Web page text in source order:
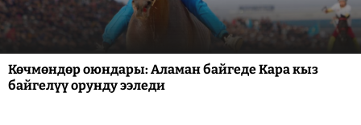
Көчмөндөр оюндары: Аламан байгеде Кара кыз
байгелүү орунду ээледи